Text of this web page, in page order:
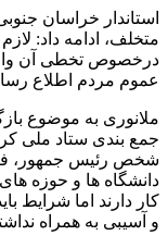
استاندار خراسان
متخلف، ادامه داد:
درخصوص تخطی آن
عموم مردم اطلاع
ملانوری به موضوع
جمع بندی ستاد ملی
شخص رئیس جمهور،
دانشگاه ها و حوزه
کار دارند اما شرایط
و آسیبی به همراه